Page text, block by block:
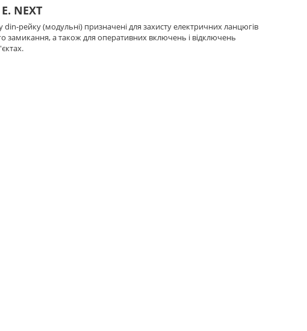
NEXT
рейку (модульні) призначені для захисту електричних ланцюгів
замикання, а також для оперативних включень і відключень